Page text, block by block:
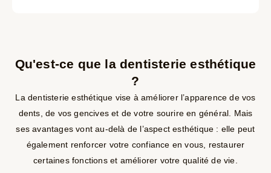
Qu'est-ce que la dentisterie esthétique
?
La dentisterie esthétique vise à améliorer l’apparence de vos
dents, de vos gencives et de votre sourire en général. Mais
ses avantages vont au-delà de l’aspect esthétique : elle peut
également renforcer votre confiance en vous, restaurer
certaines fonctions et améliorer votre qualité de vie.